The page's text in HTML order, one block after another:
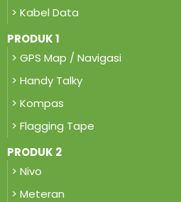
> Kabel Data
PRODUK 1
> GPS Map / Navigasi
> Handy Talky
> Kompas
> Flagging Tape
PRODUK 2
> Nivo
> Meteran